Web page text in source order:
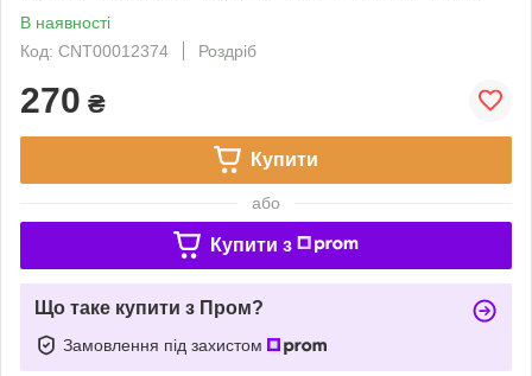
В наявності
Код: CNT00012374
Роздріб
270 ₴
Купити
або
Купити з
Що таке купити з Пром?
Замовлення під захистом